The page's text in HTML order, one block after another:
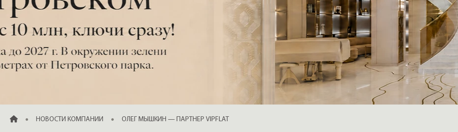
Элитная недвижимость
Санкт-Петербурга
Продажа элитных квартир, жилья, домов
ГЛАВНАЯНОВОСТИ КОМПАНИИ ОЛЕГ МЫШКИН — ПАРТНЕР VIPFLAT